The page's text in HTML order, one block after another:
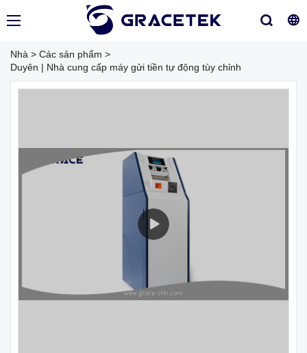
Nhà > Các sản phẩm >
Duyên | Nhà cung cấp máy gửi tiền tự động tùy chỉnh